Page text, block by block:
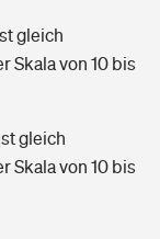
gleich
Skala von 10 bis
gleich
Skala von 10 bis